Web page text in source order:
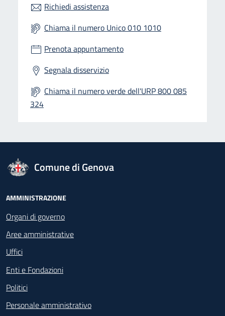
Richiedi assistenza
Chiama il numero Unico 010 1010
Prenota appuntamento
Segnala disservizio
Chiama il numero verde dell'URP 800 085
324
logo Unione Europea
Comune di Genova
Footer - Navigazione
AMMINISTRAZIONE
Organi di governo
Aree amministrative
Uffici
Enti e Fondazioni
Politici
Personale amministrativo